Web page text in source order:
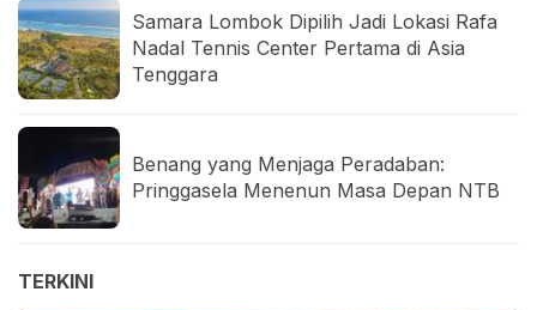
Samara Lombok Dipilih Jadi Lokasi Rafa
Nadal Tennis Center Pertama di Asia
Tenggara
Benang yang Menjaga Peradaban:
Pringgasela Menenun Masa Depan NTB
TERKINI